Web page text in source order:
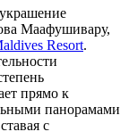
Маафушивару,
Resort.
прямо к
панорамами
с